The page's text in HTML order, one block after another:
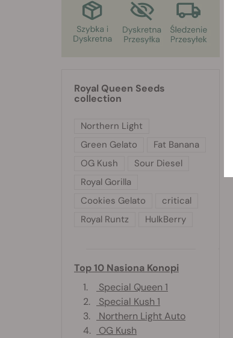
Royal Queen Seeds
collection
Northern Light
Green Gelato
Fat Banana
OG Kush
Sour Diesel
Royal Gorilla
Cookies Gelato
critical
Royal Runtz
HulkBerry
Top 10 Nasiona Konopi
1.
Special Queen 1
2.
Special Kush 1
3.
Northern Light Auto
4.
OG Kush